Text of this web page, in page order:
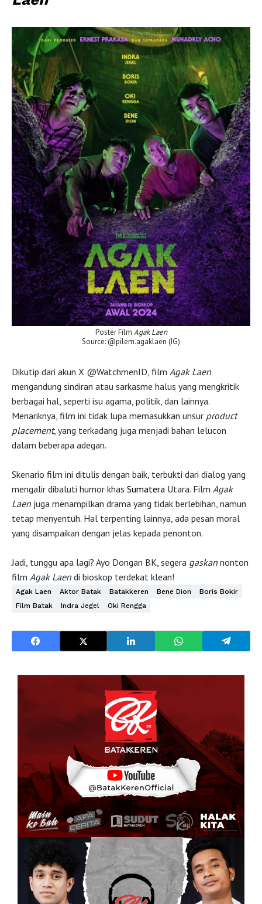
Poster Film Agak Laen
Source: @pilem.agaklaen (IG)
Dikutip dari akun X @WatchmenID, film Agak Laen
mengandung sindiran atau sarkasme halus yang mengkritik
berbagai hal, seperti isu agama, politik, dan lainnya.
Menariknya, film ini tidak lupa memasukkan unsur product
placement, yang terkadang juga menjadi bahan lelucon
dalam beberapa adegan.
Skenario film ini ditulis dengan baik, terbukti dari dialog yang
mengalir dibaluti humor khas Sumatera Utara. Film Agak
Laen juga menampilkan drama yang tidak berlebihan, namun
tetap menyentuh. Hal terpenting lainnya, ada pesan moral
yang disampaikan dengan jelas kepada penonton.
Jadi, tunggu apa lagi? Ayo Dongan BK, segera gaskan nonton
film Agak Laen di bioskop terdekat klean!
Agak Laen Aktor Batak Batakkeren Bene Dion
Boris Bokir
Film Batak
Indra Jegel Oki Rengga